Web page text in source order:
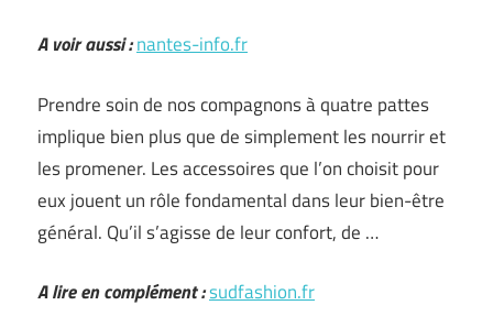
A voir aussi :nantes-info.fr
Prendre soin de nos compagnons à quatre pattes
implique bien plus que de simplement les nourrir et
les promener. Les accessoires que l’on choisit pour
eux jouent un rôle fondamental dans leur bien-être
général. Qu’il s’agisse de leur confort, de …
A lire en complément :sudfashion.fr